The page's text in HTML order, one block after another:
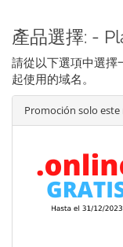
產品選擇: -
請從以下選項中選擇
起使用的域名。
Promoción solo este